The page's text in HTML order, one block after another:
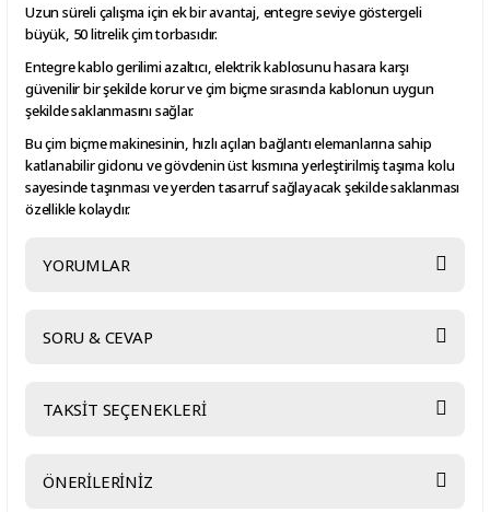
Uzun süreli çalışma için ek bir avantaj, entegre seviye göstergeli
büyük, 50 litrelik çim torbasıdır.
Entegre kablo gerilimi azaltıcı, elektrik kablosunu hasara karşı
güvenilir bir şekilde korur ve çim biçme sırasında kablonun uygun
şekilde saklanmasını sağlar.
Bu çim biçme makinesinin, hızlı açılan bağlantı elemanlarına sahip
katlanabilir gidonu ve gövdenin üst kısmına yerleştirilmiş taşıma kolu
sayesinde taşınması ve yerden tasarruf sağlayacak şekilde saklanması
özellikle kolaydır.
YORUMLAR
SORU & CEVAP
TAKSİT SEÇENEKLERİ
ÖNERİLERİNİZ